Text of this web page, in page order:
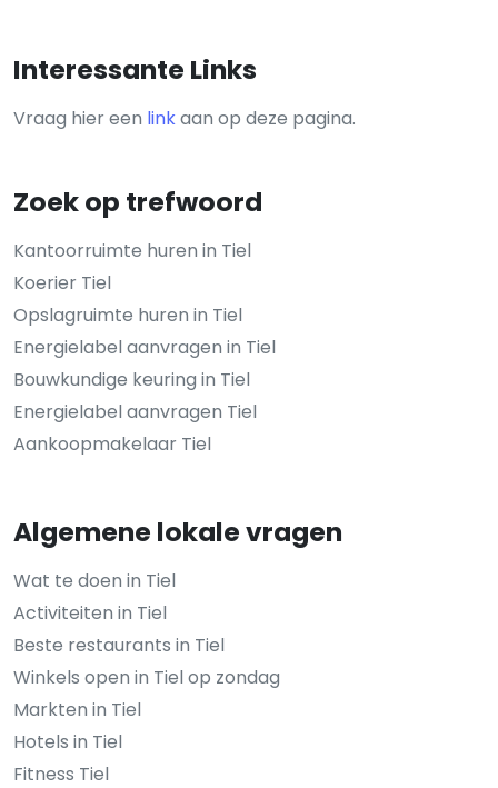
Interessante Links
Vraag hier een linkaan op deze pagina.
Zoek op trefwoord
Kantoorruimte huren in Tiel
Koerier Tiel
Opslagruimte huren in Tiel
Energielabel aanvragen in Tiel
Bouwkundige keuring in Tiel
Energielabel aanvragen Tiel
Aankoopmakelaar Tiel
Algemene lokale vragen
Wat te doen in Tiel
Activiteiten in Tiel
Beste restaurants in Tiel
Winkels open in Tiel op zondag
Markten in Tiel
Hotels in Tiel
Fitness Tiel